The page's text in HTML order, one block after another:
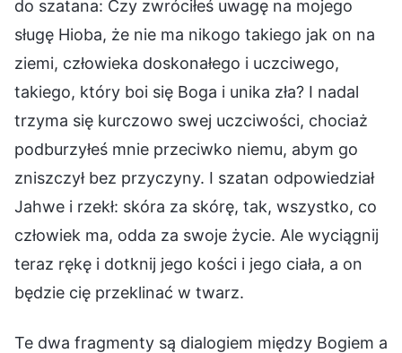
do szatana: Czy zwróciłeś uwagę na mojego
sługę Hioba, że nie ma nikogo takiego jak on na
ziemi, człowieka doskonałego i uczciwego,
takiego, który boi się Boga i unika zła? I nadal
trzyma się kurczowo swej uczciwości, chociaż
podburzyłeś mnie przeciwko niemu, abym go
zniszczył bez przyczyny. I szatan odpowiedział
Jahwe i rzekł: skóra za skórę, tak, wszystko, co
człowiek ma, odda za swoje życie. Ale wyciągnij
teraz rękę i dotknij jego kości i jego ciała, a on
będzie cię przeklinać w twarz.
Te dwa fragmenty są dialogiem między Bogiem a